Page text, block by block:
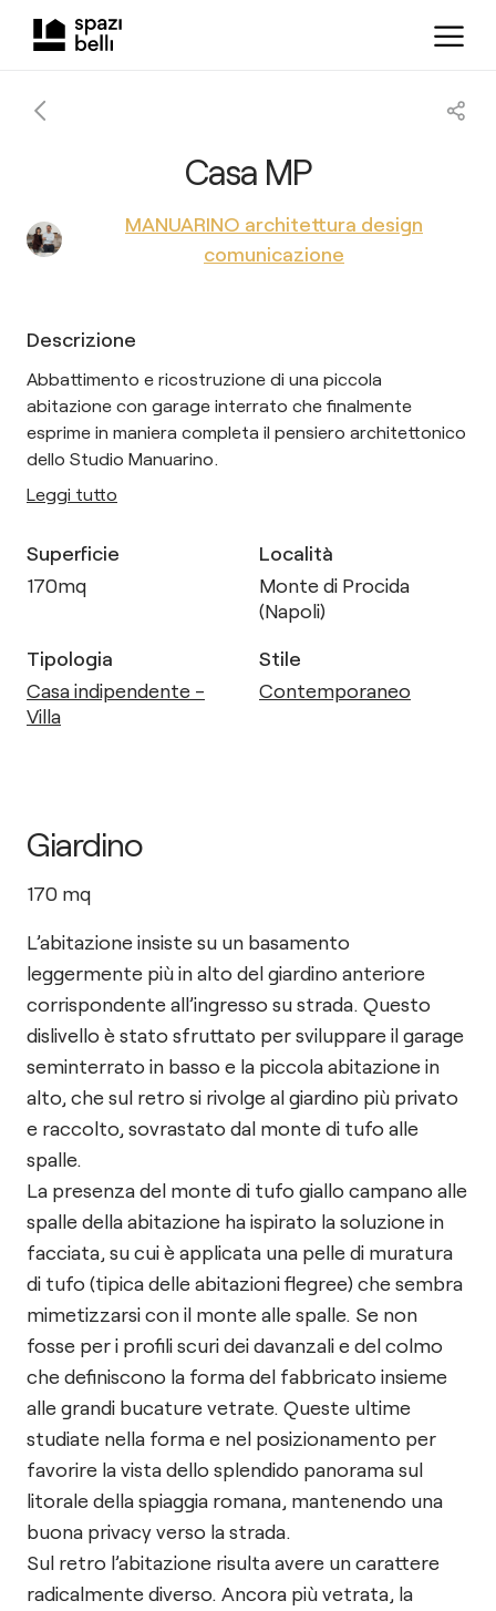
Casa MP
MANUARINO architettura design
comunicazione
Descrizione
Abbattimento e ricostruzione di una piccola
abitazione con garage interrato che finalmente
esprime in maniera completa il pensiero architettonico
dello Studio Manuarino.
Leggi tutto
Superficie
170mq
Località
Monte di Procida
(Napoli)
Tipologia
Casa indipendente -
Villa
Stile
Contemporaneo
Giardino
170 mq
L’abitazione insiste su un basamento
leggermente più in alto del giardino anteriore
corrispondente all’ingresso su strada. Questo
dislivello è stato sfruttato per sviluppare il garage
seminterrato in basso e la piccola abitazione in
alto, che sul retro si rivolge al giardino più privato
e raccolto, sovrastato dal monte di tufo alle
spalle.
La presenza del monte di tufo giallo campano alle
spalle della abitazione ha ispirato la soluzione in
facciata, su cui è applicata una pelle di muratura
di tufo (tipica delle abitazioni flegree) che sembra
mimetizzarsi con il monte alle spalle. Se non
fosse per i profili scuri dei davanzali e del colmo
che definiscono la forma del fabbricato insieme
alle grandi bucature vetrate. Queste ultime
studiate nella forma e nel posizionamento per
favorire la vista dello splendido panorama sul
litorale della spiaggia romana, mantenendo una
buona privacy verso la strada.
Sul retro l’abitazione risulta avere un carattere
radicalmente diverso. Ancora più vetrata, la